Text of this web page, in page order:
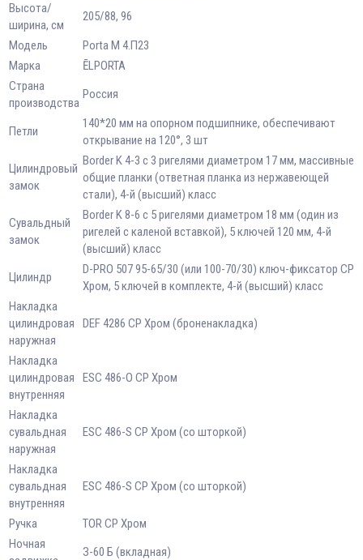
Высота/
ширина, см
205/88, 96
Модель
Porta M 4.П23
Марка
ĒLPORTA
Страна
производства
Россия
Петли
140*20 мм на опорном подшипнике, обеспечивают
открывание на 120°, 3 шт
Цилиндровый
замок
Border K 4-3 с 3 ригелями диаметром 17 мм, массивные
общие планки (ответная планка из нержавеющей
стали), 4-й (высший) класс
Сувальдный
замок
Border K 8-6 с 5 ригелями диаметром 18 мм (один из
ригелей с каленой вставкой), 5 ключей 120 мм, 4-й
(высший) класс
Цилиндр
D-PRO 507 95-65/30 (или 100-70/30) ключ-фиксатор CP
Хром, 5 ключей в комплекте, 4-й (высший) класс
Накладка
цилиндровая
наружная
DEF 4286 CP Хром (броненакладка)
Накладка
цилиндровая
внутренняя
ESC 486-О CP Хром
Накладка
сувальдная
наружная
ESC 486-S CP Хром (со шторкой)
Накладка
сувальдная
внутренняя
ESC 486-S CP Хром (со шторкой)
Ручка
TOR СР Хром
Ночная
З-60 Б (вкладная)